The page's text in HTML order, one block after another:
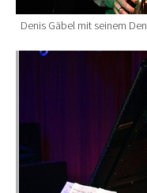
Denis Gäbel mit seinem
Show larger version